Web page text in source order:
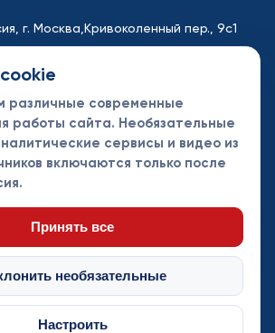
г. Москва,Кривоколенный пер., 9с1
95
Турниры
Контакты
партнеры
различные современные
работы сайта. Необязательные
сервисы и видео из
включаются только после
Принять все
необязательные
Настроить